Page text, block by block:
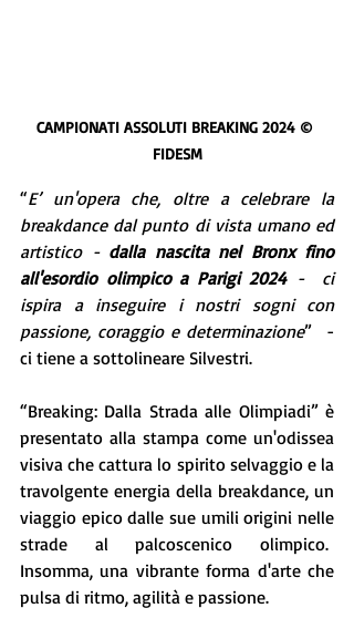
CAMPIONATI ASSOLUTI BREAKING 2024 ©
FIDESM
“E’ un'opera che, oltre a celebrare la
breakdance dal punto di vista umano ed
artistico - dalla nascita nel Bronx fino
all'esordio olimpico a Parigi 2024 -  ci
ispira a inseguire i nostri sogni con
passione, coraggio e determinazione”  -
ci tiene a sottolineare Silvestri.
“Breaking: Dalla Strada alle Olimpiadi” è
presentato alla stampa come un'odissea
visiva che cattura lo spirito selvaggio e la
travolgente energia della breakdance, un
viaggio epico dalle sue umili origini nelle
strade al palcoscenico olimpico.
Insomma, una vibrante forma d'arte che
pulsa di ritmo, agilità e passione.